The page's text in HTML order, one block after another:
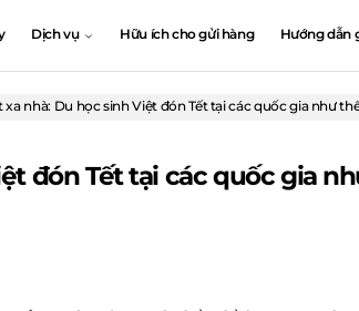
Dịch vụ Hữu ích cho gửi hàng Hướng dẫn
xa nhà: Du học sinh Việt đón Tết tại các quốc gia như
đón Tết tại các quốc gia